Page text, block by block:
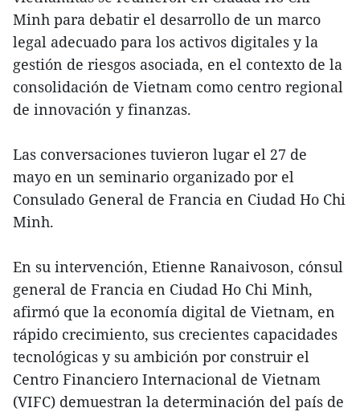
Minh para debatir el desarrollo de un marco
legal adecuado para los activos digitales y la
gestión de riesgos asociada, en el contexto de la
consolidación de Vietnam como centro regional
de innovación y finanzas.
Las conversaciones tuvieron lugar el 27 de
mayo en un seminario organizado por el
Consulado General de Francia en Ciudad Ho Chi
Minh.
En su intervención, Etienne Ranaivoson, cónsul
general de Francia en Ciudad Ho Chi Minh,
afirmó que la economía digital de Vietnam, en
rápido crecimiento, sus crecientes capacidades
tecnológicas y su ambición por construir el
Centro Financiero Internacional de Vietnam
(VIFC) demuestran la determinación del país de